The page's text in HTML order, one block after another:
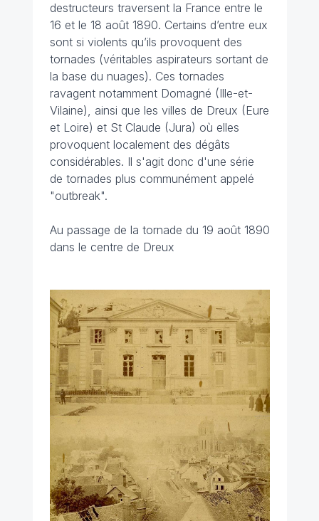
destructeurs traversent la France entre le
16 et le 18 août 1890. Certains d’entre eux
sont si violents qu’ils provoquent des
tornades (véritables aspirateurs sortant de
la base du nuages). Ces tornades
ravagent notamment Domagné (Ille-et-
Vilaine), ainsi que les villes de Dreux (Eure
et Loire) et St Claude (Jura) où elles
provoquent localement des dégâts
considérables. Il s'agit donc d'une série
de tornades plus communément appelé
"outbreak".
Au passage de la tornade du 19 août 1890
dans le centre de Dreux